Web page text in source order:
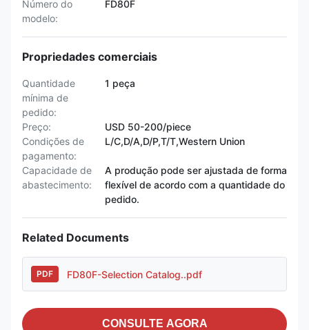
Número do
modelo:
FD80F
Propriedades comerciais
Quantidade
mínima de
pedido:
1 peça
Preço:
USD 50-200/piece
Condições de
pagamento:
L/C,D/A,D/P,T/T,Western Union
Capacidade de
abastecimento:
A produção pode ser ajustada de forma
flexível de acordo com a quantidade do
pedido.
Related Documents
PDF FD80F-Selection Catalog..pdf
CONSULTE AGORA